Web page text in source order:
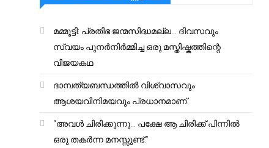
മമ്മൂട്ടി: പ്രതിഭ ജന്മസിദ്ധമല്ല… ദിവസവും
സ്വയം പുനർനിർമ്മിച്ച ഒരു മസ്തിഷ്കത്തിന്റെ
വിജയകഥ
ദാമ്പത്യബന്ധത്തിൽ വിശ്വാസവും
ആശയവിനിമയവും പ്രധാനമാണ്.
“അവൾ ചിരിക്കുന്നു… പക്ഷേ ആ ചിരിക്ക് പിന്നിൽ
ഒരു തകർന്ന മനസ്സുണ്ട്.”